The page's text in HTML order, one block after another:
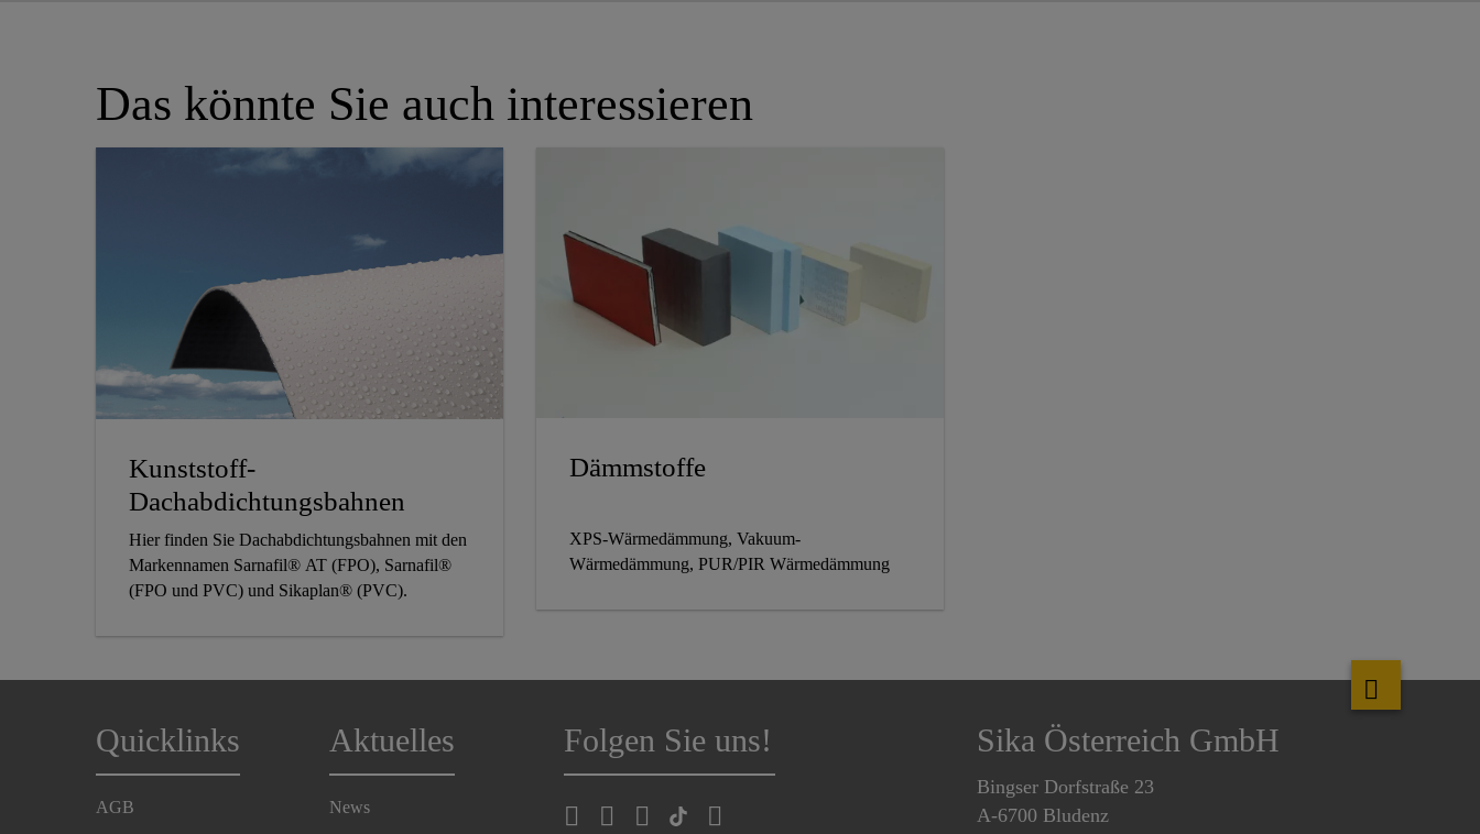
Das könnte Sie auch interessieren
Kunststoff-
Dachabdichtungsbahnen
Hier finden Sie Dachabdichtungsbahnen mit den
Markennamen Sarnafil® AT (FPO), Sarnafil®
(FPO und PVC) und Sikaplan® (PVC).
Dämmstoffe
XPS-Wärmedämmung, Vakuum-
Wärmedämmung, PUR/PIR Wärmedämmung
Quicklinks
AGB
Aktuelles
News
Folgen Sie uns! Sika Österreich GmbH
Bingser Dorfstraße 23
A-6700 Bludenz